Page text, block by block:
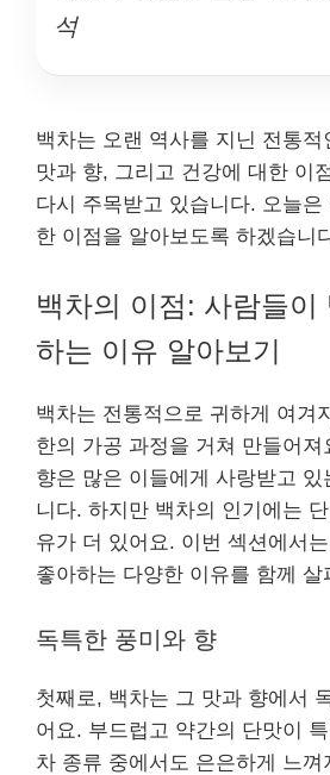
석
백차는 오랜 역사를 지닌 전통
맛과 향, 그리고 건강에 대한 이
다시 주목받고 있습니다. 오늘
한 이점을 알아보도록 하겠습니
백차의 이점: 사람들이
하는 이유 알아보기
백차는 전통적으로 귀하게 여겨
한의 가공 과정을 거쳐 만들어
향은 많은 이들에게 사랑받고 있
니다. 하지만 백차의 인기에는
유가 더 있어요. 이번 섹션에서
좋아하는 다양한 이유를 함께 살
독특한 풍미와 향
첫째로, 백차는 그 맛과 향에서
어요. 부드럽고 약간의 단맛이
차 종류 중에서도 은은하게 느